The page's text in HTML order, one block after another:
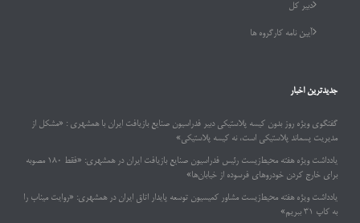
دبیر کل
آیین نامه کارگروه ها
جدیدترین اخبار
گفتگوی ویژه روز بدون کیسه پلاستیکی دبیر فدراسیون صنایع بازیافت ایران با همشهری : «مشکل از
مدیریت پسماند پلاستیکی است، نه کیسه پلاستیکی»
یادداشت ویژه هفته محیط‌زیست رئیس فدراسیون صنایع بازیافت ایران در همشهری: «فقط ۱۸۰ مصوبه
برای خارج کردن خودروهای فرسوده از خیابان‌ها»
یادداشت ویژه هفته محیط‌زیست مشاور کمیسیون توسعه پایدار اتاق ایران در همشهری: «روایت میناب را
به کاپ ۳۱ ببریم»